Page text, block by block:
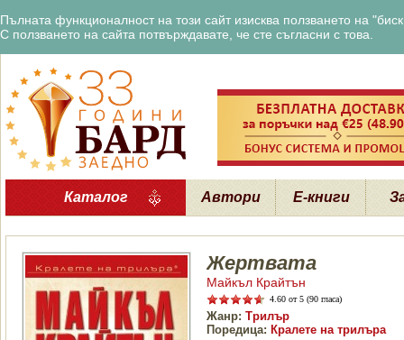
Пълната функционалност на този сайт изисква ползването на
С ползването на сайта потвърждавате, че сте съгласни с това.
Каталог Автори Е-книги
Жертвата
Майкъл Крайтън
4.60 от 5 (90 гласа)
Жанр: Трилър
Поредица: Кралете на трилъра